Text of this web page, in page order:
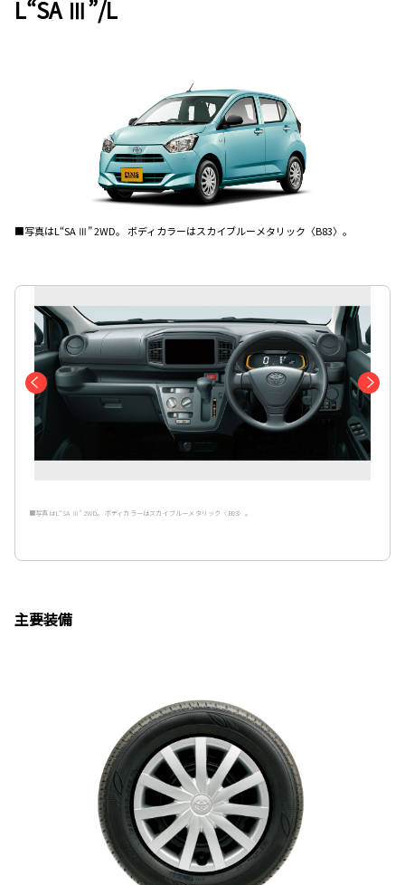
L“SA Ⅲ”/L
■写真はL“SA Ⅲ” 2WD。 ボディカラーはスカイブルーメタリック〈B83〉。
■写真はL“SA Ⅲ” 2WD。 ボディカラーはスカイブルーメタリック〈B83〉。
主要装備